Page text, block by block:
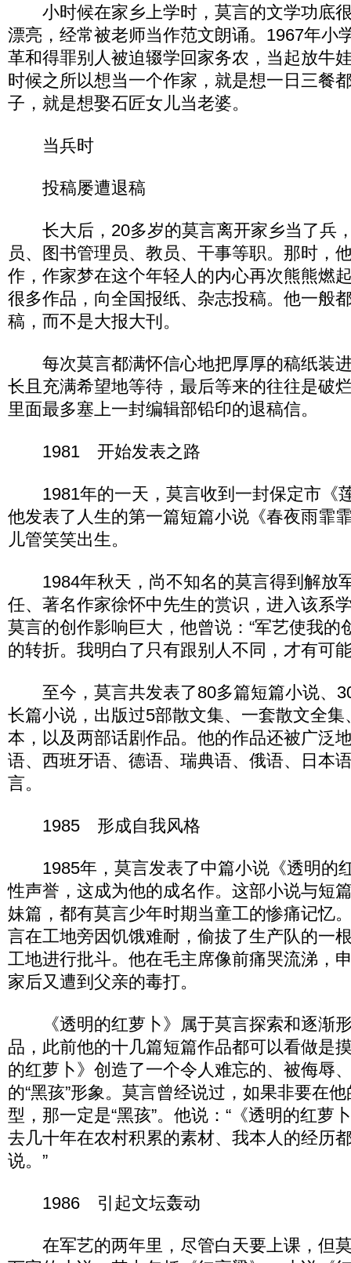
小时候在家乡上学时，莫言的文学功底
漂亮，经常被老师当作范文朗诵。1967年小
革和得罪别人被迫辍学回家务农，当起放牛
时候之所以想当一个作家，就是想一日三餐
子，就是想娶石匠女儿当老婆。
当兵时
投稿屡遭退稿
长大后，20多岁的莫言离开家乡当了兵
员、图书管理员、教员、干事等职。那时，
作，作家梦在这个年轻人的内心再次熊熊燃
很多作品，向全国报纸、杂志投稿。他一般
稿，而不是大报大刊。
每次莫言都满怀信心地把厚厚的稿纸装
长且充满希望地等待，最后等来的往往是破
里面最多塞上一封编辑部铅印的退稿信。
1981 开始发表之路
1981年的一天，莫言收到一封保定市《
他发表了人生的第一篇短篇小说《春夜雨霏
儿管笑笑出生。
1984年秋天，尚不知名的莫言得到解放
任、著名作家徐怀中先生的赏识，进入该系
莫言的创作影响巨大，他曾说：“军艺使我的
的转折。我明白了只有跟别人不同，才有可
至今，莫言共发表了80多篇短篇小说、
长篇小说，出版过5部散文集、一套散文全
本，以及两部话剧作品。他的作品还被广泛
语、西班牙语、德语、瑞典语、俄语、日本
言。
1985 形成自我风格
1985年，莫言发表了中篇小说《透明的
性声誉，这成为他的成名作。这部小说与短
妹篇，都有莫言少年时期当童工的惨痛记忆
言在工地旁因饥饿难耐，偷拔了生产队的一
工地进行批斗。他在毛主席像前痛哭流涕，
家后又遭到父亲的毒打。
《透明的红萝卜》属于莫言探索和逐渐
品，此前他的十几篇短篇作品都可以看做是
的红萝卜》创造了一个令人难忘的、被侮辱
的“黑孩”形象。莫言曾经说过，如果非要在
型，那一定是“黑孩”。他说：“《透明的红萝
去几十年在农村积累的素材、我本人的经历
说。”
1986 引起文坛轰动
在军艺的两年里，尽管白天要上课，但